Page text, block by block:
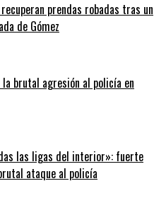
prendas robadas tras un
de Gómez
brutal agresión al policía en
las ligas del interior»: fuerte
ataque al policía